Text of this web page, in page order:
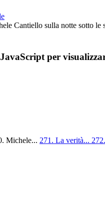
Cantiello sulla notte sotto le
per
Michele... 271. La verità...